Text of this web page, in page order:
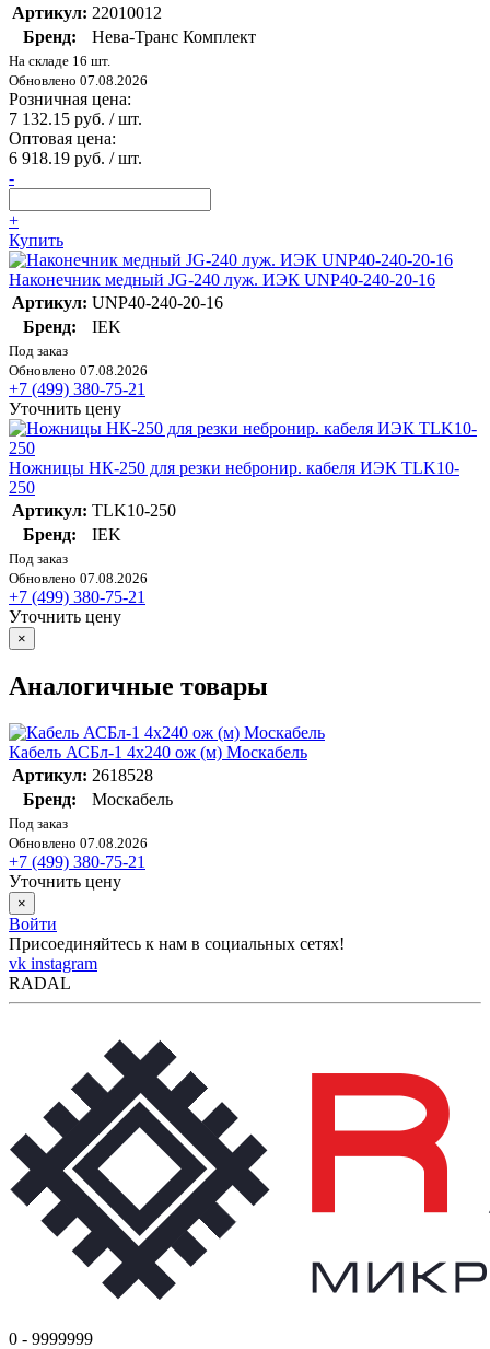
Артикул: 22010012
Бренд:
Нева-Транс Комплект
На складе 16 шт.
Обновлено 07.08.2026
Розничная цена:
7 132.15 руб. / шт.
Оптовая цена:
6 918.19 руб. / шт.
-
+
Купить
Наконечник медный JG-240 луж. ИЭК UNP40-240-20-16
Артикул: UNP40-240-20-16
Бренд:
IEK
Под заказ
Обновлено 07.08.2026
+7 (499) 380-75-21
Уточнить цену
Ножницы НК-250 для резки небронир. кабеля ИЭК TLK10-
250
Артикул: TLK10-250
Бренд:
IEK
Под заказ
Обновлено 07.08.2026
+7 (499) 380-75-21
Уточнить цену
×
Аналогичные товары
Кабель АСБл-1 4х240 ож (м) Москабель
Артикул: 2618528
Бренд:
Москабель
Под заказ
Обновлено 07.08.2026
+7 (499) 380-75-21
Уточнить цену
×
Войти
Присоединяйтесь к нам в социальных сетях!
vk instagram
RADAL
0 - 9999999